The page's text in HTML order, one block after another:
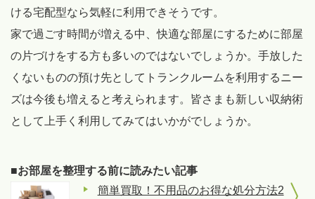
ける宅配型なら気軽に利用できそうです。
家で過ごす時間が増える中、快適な部屋にするために部屋
の片づけをする方も多いのではないでしょうか。手放した
くないものの預け先としてトランクルームを利用するニー
ズは今後も増えると考えられます。皆さまも新しい収納術
として上手く利用してみてはいかがでしょうか。
■お部屋を整理する前に読みたい記事
簡単買取！不用品のお得な処分方法2